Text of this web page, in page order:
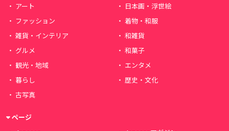
アート
日本画・浮世絵
ファッション
着物・和服
雑貨・インテリア
和雑貨
グルメ
和菓子
観光・地域
エンタメ
暮らし
歴史・文化
古写真
ページ